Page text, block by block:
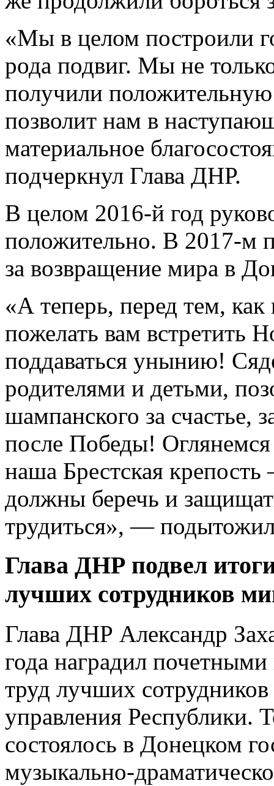
«Мы в целом построили
рода подвиг. Мы не
получили
позволит нам в
материальное
подчеркнул Глава ДНР.
В целом 2016-й год
положительно. В 2017-м
за возвращение мира в
«А теперь, перед тем,
пожелать вам встретить
поддаваться унынию!
родителями и детьми,
шампанского за счастье,
после Победы!
наша Брестская
должны беречь и
трудиться», —
Глава ДНР подвел
лучших сотрудников
Глава ДНР Александр
года наградил
труд лучших сотрудников
управления Республики.
состоялось в Донецком
музыкально-